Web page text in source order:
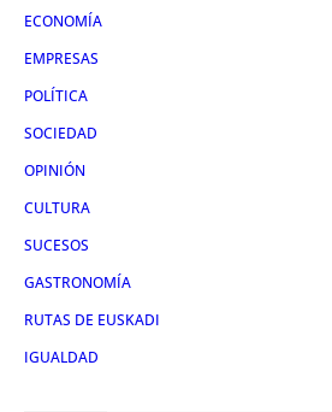
ECONOMÍA
EMPRESAS
POLÍTICA
SOCIEDAD
OPINIÓN
CULTURA
SUCESOS
GASTRONOMÍA
RUTAS DE EUSKADI
IGUALDAD